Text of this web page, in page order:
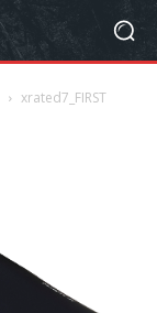
xrated7_FIRST